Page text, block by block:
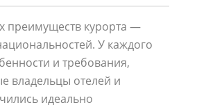
преимуществ курорта —
У каждого
и требования,
владельцы отелей и
идеально